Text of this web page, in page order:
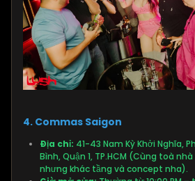
4. Commas Saigon
Địa chỉ: 41-43 Nam Kỳ Khởi Nghĩa,
Bình, Quận 1, TP.HCM (Cùng toà
nhưng khác tầng và concept nha).